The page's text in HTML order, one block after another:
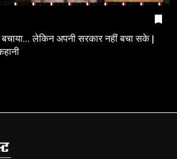
लेकिन अपनी सरकार नहीं बचा सके |